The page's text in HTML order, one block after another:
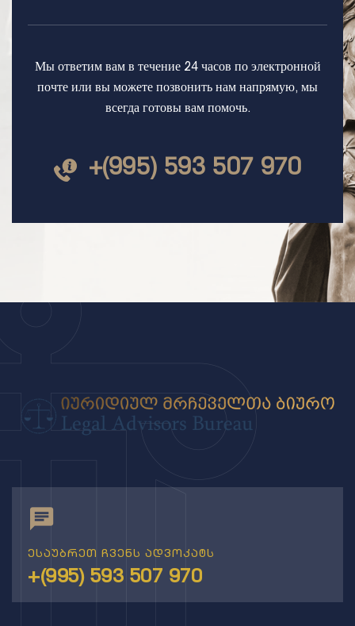
Мы ответим вам в течение 24 часов по электронной
почте или вы можете позвонить нам напрямую, мы
всегда готовы вам помочь.
+(995) 593 507 970
ესაუბრეთ ჩვენს ადვოკატს
+(995) 593 507 970